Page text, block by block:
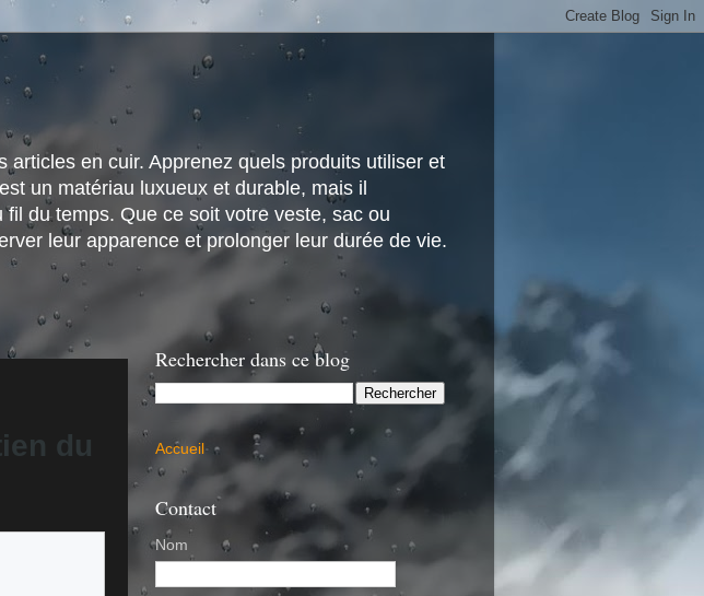
en cuir. Apprenez quels produits utiliser et
un matériau luxueux et durable, mais il
du temps. Que ce soit votre veste, sac ou
leur apparence et prolonger leur durée de vie.
du
Rechercher dans ce blog
Accueil
Contact
Nom